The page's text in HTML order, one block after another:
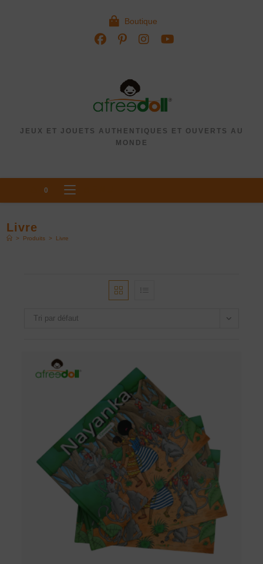
Boutique
JEUX ET JOUETS AUTHENTIQUES ET OUVERTS AU
MONDE
0
Livre
> Produits > Livre
Tri par défaut